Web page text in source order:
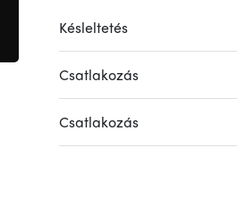
Késleltetés
Csatlakozás
Csatlakozás